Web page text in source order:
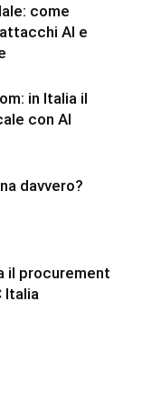
come
AI e
in Italia il
con AI
davvero?
il procurement
Italia